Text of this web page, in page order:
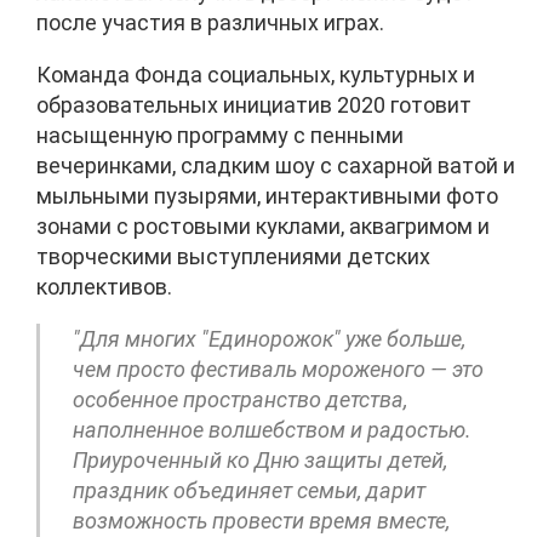
после участия в различных играх.
Команда Фонда социальных, культурных и
образовательных инициатив 2020 готовит
насыщенную программу с пенными
вечеринками, сладким шоу с сахарной ватой и
мыльными пузырями, интерактивными фото
зонами с ростовыми куклами, аквагримом и
творческими выступлениями детских
коллективов.
"Для многих "Единорожок" уже больше,
чем просто фестиваль мороженого — это
особенное пространство детства,
наполненное волшебством и радостью.
Приуроченный ко Дню защиты детей,
праздник объединяет семьи, дарит
возможность провести время вместе,